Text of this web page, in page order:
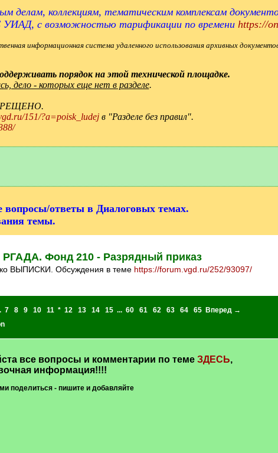
делам, коллекциям, тематическим комплексам
УИАД, с возможностью тарификации по времени https://
информационная система удаленного использования архивных
порядок на этой технической площадке.
дело - которых еще нет в разделе.
151/?a=poisk_ludejв "Разделе без правил".
ответы в Диалоговых темах.
темы.
РГАДА. Фонд 210 - Разрядный приказ
ВЫПИСКИ. Обсуждения в теме https://forum.vgd.ru/252/93097/
7 8 9 10 11 * 12 13 14 15 ... 60 61 62 63 64 65
Вперед →
все вопросы и комментарии по теме ЗДЕСЬ,
информация!!!!
поделиться - пишите и добавляйте